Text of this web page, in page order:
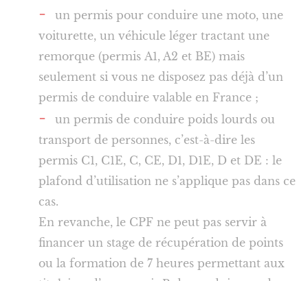
un permis pour conduire une moto, une
voiturette, un véhicule léger tractant une
remorque (permis A1, A2 et BE) mais
seulement si vous ne disposez pas déjà d’un
permis de conduire valable en France ;
un permis de conduire poids lourds ou
transport de personnes, c’est-à-dire les
permis C1, C1E, C, CE, D1, D1E, D et DE : le
plafond d’utilisation ne s’applique pas dans ce
cas.
En revanche, le CPF ne peut pas servir à
financer un stage de récupération de points
ou la formation de 7 heures permettant aux